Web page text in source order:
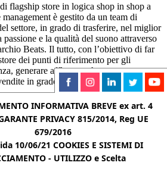
flagship store in logica shop in shop a
è gestito da un team di
settore, in grado di trasferire, nel miglior
e la qualità del suono attraverso
Beats. Il tutto, con l’obiettivo di far
dei punti di riferimento per gli
generare affluenza che possa essere
in grado di trasformare l’interessato
Field Specialist, Sales Advisor
INFORMATIVA BREVE ex art. 4
PRIVACY 815/2014, Reg UE
679/2016
10/06/21 COOKIES E SISTEMI DI
- UTILIZZO e Scelta